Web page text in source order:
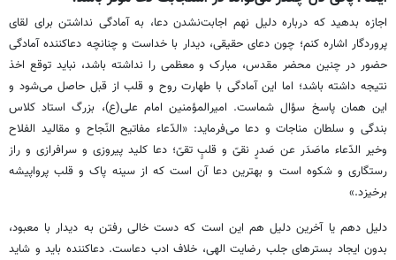
اجازه بدهید که درباره دلیل نهم اجابت‌نشدن دعا، به آمادگی‌ نداشتن برای لقای
پروردگار اشاره کنم؛ چون دعای حقیقی، دیدار با خداست و چنانچه دعاکننده آمادگی
حضور در چنین محضر مقدس، مبارک و معظمی را نداشته باشد، نباید توقع اخذ
نتیجه داشته باشد؛ اما این آمادگی با طهارت روح و قلب از قبل حاصل می‌شود و
این همان پاسخ سؤال شماست. امیرالمؤمنین امام علی(ع)، بزرگ استاد کلاس
بندگی و سلطان مناجات و دعا می‌فرماید: «الدّعاء مفاتیح النّجاح و مقالید الفلاح
وخیر الدّعاء ماصَدَر عن صَدرِِ نقیّ و قلبِِ تقیّ؛ دعا کلید پیروزی و سرافرازی و راز
رستگاری و شکوه است و بهترین دعا آن است که از سینه پاک و قلب پرواپیشه
برخیزد.»
دلیل دهم یا آخرین دلیل هم این است که دست خالی رفتن به دیدار با معبود،
بدون ایجاد بسترهای جلب رضایت الهی، خلاف ادب دعاست. دعاکننده باید و شاید